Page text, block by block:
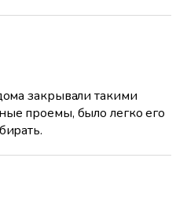
закрывали такими
проемы, было легко его